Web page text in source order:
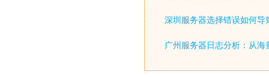
深圳服务器选择错误如何导
广州服务器日志分析：从海